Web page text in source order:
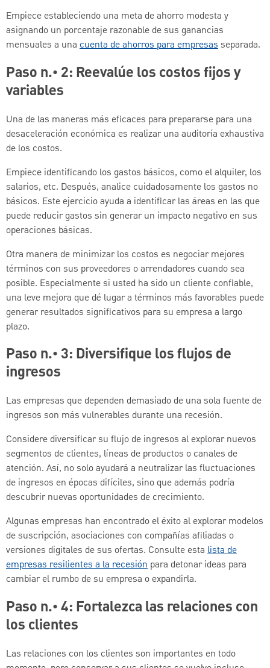
Empiece estableciendo una meta de ahorro modesta y
asignando un porcentaje razonable de sus ganancias
mensuales a una cuenta de ahorros para empresasseparada.
Paso n.° 2: Reevalúe los costos fijos y
variables
Una de las maneras más eficaces para prepararse para una
desaceleración económica es realizar una auditoría exhaustiva
de los costos.
Empiece identificando los gastos básicos, como el alquiler, los
salarios, etc. Después, analice cuidadosamente los gastos no
básicos. Este ejercicio ayuda a identificar las áreas en las que
puede reducir gastos sin generar un impacto negativo en sus
operaciones básicas.
Otra manera de minimizar los costos es negociar mejores
términos con sus proveedores o arrendadores cuando sea
posible. Especialmente si usted ha sido un cliente confiable,
una leve mejora que dé lugar a términos más favorables puede
generar resultados significativos para su empresa a largo
plazo.
Paso n.° 3: Diversifique los flujos de
ingresos
Las empresas que dependen demasiado de una sola fuente de
ingresos son más vulnerables durante una recesión.
Considere diversificar su flujo de ingresos al explorar nuevos
segmentos de clientes, líneas de productos o canales de
atención. Así, no solo ayudará a neutralizar las fluctuaciones
de ingresos en épocas difíciles, sino que además podría
descubrir nuevas oportunidades de crecimiento.
Algunas empresas han encontrado el éxito al explorar modelos
de suscripción, asociaciones con compañías afiliadas o
versiones digitales de sus ofertas. Consulte esta lista de
empresas resilientes a la recesión para detonar ideas para
cambiar el rumbo de su empresa o expandirla.
Paso n.° 4: Fortalezca las relaciones con
los clientes
Las relaciones con los clientes son importantes en todo